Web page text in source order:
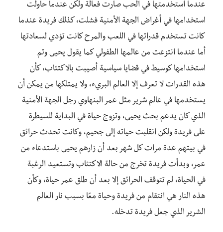
عندما استخدمتها في الحب صارت فعالة ولكن عندما حاولت
استخدامها في أغراض الجهة الأمنية فشلت، كذلك فريدة عندما
كانت تستخدم قدراتها في اللعب والمرح كانت تؤدي لسعادتها
أما عندما انتزعت من عالمها الطفولي كما يقول يحيى وتم
استخدامها كوسيط في قضايا سياسية أصيبت بالاكتئاب، كأن
هذه القدرات لا تعرف إلا العالم البريء، ولا يمتلكها من يمكن أن
يستخدمها في عالم شرير مثل عمر البنهاوي رجل الجهة الأمنية
الذي كان يدعم بحث يحيى، وتزوج حياة في البداية للسيطرة
على فريدة ولكن انقلبت حياته إلى جحيم، وكانت تحدث حرائق
في بيتهم عدة مرات كل شهر بعد أن زارهم يحيى باستدعاء من
عمر، وبدأت فريدة تخرج من حالة الاكتئاب وتستعيد الرغبة
في الحياة، لم تتوقف الحرائق إلا بعد أن طلق عمر حياة، وكأن
هذه النار هي انتقام من فريدة وحياة معًا بسبب نار العالم
الشرير الذي جعل فريدة تدخله.